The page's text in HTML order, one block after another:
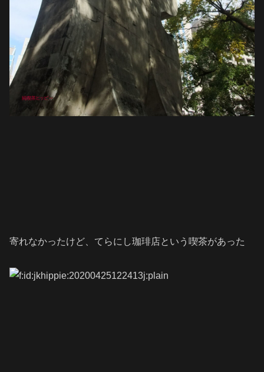
寄れなかったけど、てらにし珈琲店という喫茶があった